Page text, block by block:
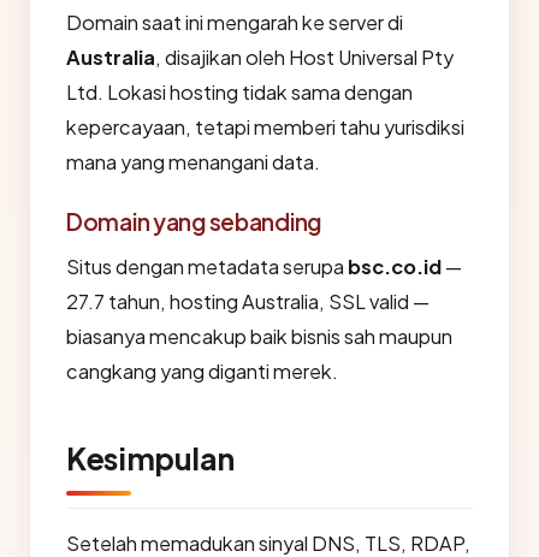
Domain saat ini mengarah ke server di
Australia, disajikan oleh Host Universal Pty
Ltd. Lokasi hosting tidak sama dengan
kepercayaan, tetapi memberi tahu yurisdiksi
mana yang menangani data.
Domain yang sebanding
Situs dengan metadata serupa bsc.co.id—
27.7 tahun, hosting Australia, SSL valid —
biasanya mencakup baik bisnis sah maupun
cangkang yang diganti merek.
Kesimpulan
Setelah memadukan sinyal DNS, TLS, RDAP,